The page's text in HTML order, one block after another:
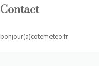
Contact
bonjour(a)cotemeteo.fr